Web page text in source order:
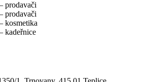
prodavači
prodavači
kosmetika
kadeřnice